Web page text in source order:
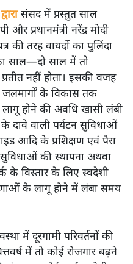
संसद में प्रस्तुत साल
प्रधानमंत्री नरेंद्र मोदी
की तरह वायदों का पुलिंदा
साल—दो साल में तो
नहीं होता। इसकी वजह
के विकास तक
होने की अवधि खासी लंबी
के दावे वाली पर्यटन सुविधाओं
आदि के प्रशिक्षण एवं पैरा
की स्थापना अथवा
के विस्तार के लिए स्वदेशी
के लागू होने में लंबा समय
में दूरगामी परिवर्तनों की
में तो कोई रोजगार बढ़ने